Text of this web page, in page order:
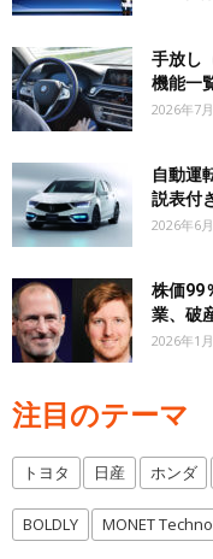
手放し
機能一
2026年7
自動運
説表付
2026年6
株価99
業、破
2026年1
注目のテーマ
トヨタ 日産 ホンダ
BOLDLY MONET